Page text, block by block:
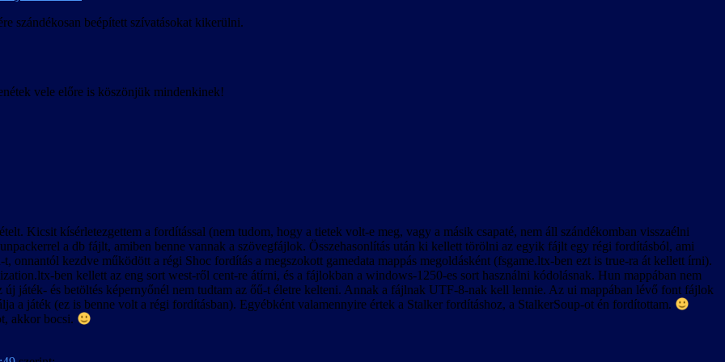
ellenére előfordulhatnak felirat-időzítési hibák bizonyos esetekben, különösen a rendszerindítás utáni első videó lejátszásakor.
és nem megfelelő viselkedését, a felirattal lejátszott videók közben az Esc billentyű le van tiltva, tehát (a játék bevezető videóját kivéve)
készült.
ás változattal is.
befolyásolja, de a betöltött játékban előfordulhatnak anomáliák a nevek körül is. Ennek oka valószínűleg az lehet, hogy az új játék
megszerzett rejtekhely-leírások belekerülnek a kimentett játékállásba. A szövegkészlet csak úgy lesz egységes, ha új játékot indítunk, és
szándékosan beépített szívatásokat kikerülni.
vele előre is köszönjük mindenkinek!
Kicsit kísérletezgettem a fordítással (nem tudom, hogy a tietek volt-e meg, vagy a másik csapaté, nem áll szándékomban visszaélni
a db fájlt, amiben benne vannak a szövegfájlok. Összehasonlítás után ki kellett törölni az egyik fájlt egy régi fordításból, ami
onnantól kezdve működött a régi Shoc fordítás a megszokott gamedata mappás megoldásként (fsgame.ltx-ben ezt is true-ra át kellett írni).
ben kellett az eng sort west-ről cent-re átírni, és a fájlokban a windows-1250-es sort használni kódolásnak. Hun mappában nem
játék- és betöltés képernyőnél nem tudtam az őű-t életre kelteni. Annak a fájlnak UTF-8-nak kell lennie. Az ui mappában lévő font fájlok
a játék (ez is benne volt a régi fordításban). Egyébként valamennyire értek a Stalker fordításhoz, a StalkerSoup-ot én fordítottam.
akkor bocsi.